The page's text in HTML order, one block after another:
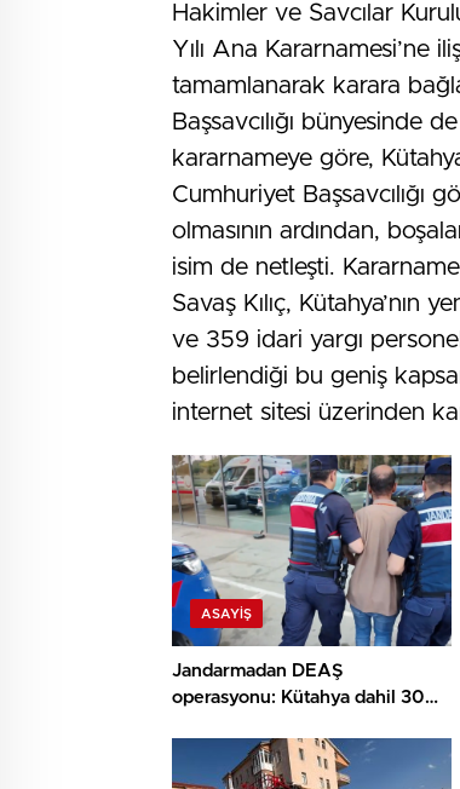
Hakimler ve Savcılar
Yılı Ana Kararnamesi’ne
tamamlanarak karara
Başsavcılığı bünyesinde
kararnameye göre,
Cumhuriyet Başsavcılığı
olmasının ardından,
isim de netleşti.
Savaş Kılıç, Kütahya’nın
ve 359 idari yargı
belirlendiği bu geniş
internet sitesi üzerinden
ASAYIŞ
Jandarmadan DEAŞ
operasyonu: Kütahya dahil 30